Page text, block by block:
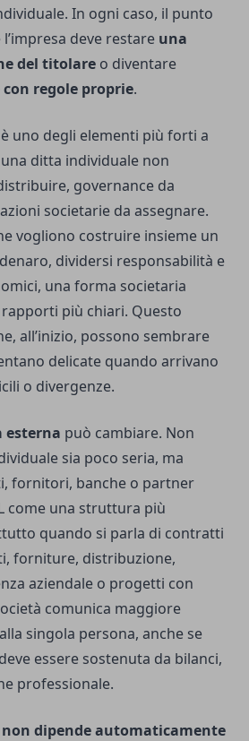
In ogni caso, il punto
deve restare una
del titolare o diventare
con regole proprie.
uno degli elementi più forti a
ditta individuale non
governance da
societarie da assegnare.
vogliono costruire insieme un
dividersi responsabilità e
una forma societaria
più chiari. Questo
all’inizio, possono sembrare
delicate quando arrivano
o divergenze.
esterna può cambiare. Non
sia poco seria, ma
fornitori, banche o partner
come una struttura più
quando si parla di contratti
forniture, distribuzione,
aziendale o progetti con
comunica maggiore
singola persona, anche se
essere sostenuta da bilanci,
professionale.
non dipende automaticamente